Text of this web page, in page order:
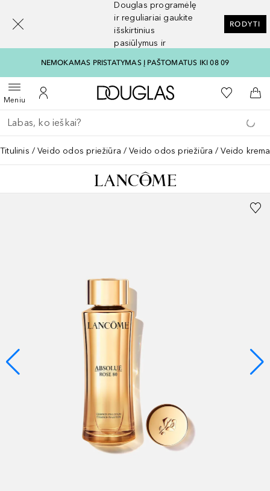
Douglas programėlę
ir reguliariai gaukite
išskirtinius
pasiūlymus ir
RODYTI
NEMOKAMAS PRISTATYMAS Į PAŠTOMATUS IKI 08 09
MeniuAtidaryti meniuĮ mano paskyrą
Į Douglas pagrindinį
Į mano
Į
Grįžk atgal
Vykdykite paiešką
Titulinis Veido odos priežiūra Veido odos priežiūra Veido
[navigation.slideout.screenreader]